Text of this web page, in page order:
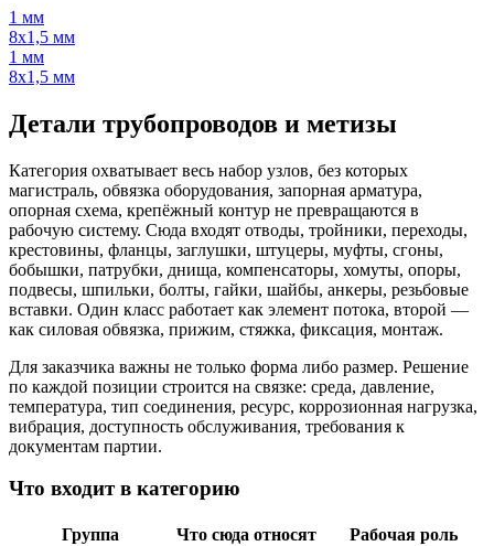
1 мм
8х1,5 мм
1 мм
8х1,5 мм
Детали трубопроводов и метизы
Категория охватывает весь набор узлов, без которых
магистраль, обвязка оборудования, запорная арматура,
опорная схема, крепёжный контур не превращаются в
рабочую систему. Сюда входят отводы, тройники, переходы,
крестовины, фланцы, заглушки, штуцеры, муфты, сгоны,
бобышки, патрубки, днища, компенсаторы, хомуты, опоры,
подвесы, шпильки, болты, гайки, шайбы, анкеры, резьбовые
вставки. Один класс работает как элемент потока, второй —
как силовая обвязка, прижим, стяжка, фиксация, монтаж.
Для заказчика важны не только форма либо размер. Решение
по каждой позиции строится на связке: среда, давление,
температура, тип соединения, ресурс, коррозионная нагрузка,
вибрация, доступность обслуживания, требования к
документам партии.
Что входит в категорию
Группа Что сюда относят Рабочая роль